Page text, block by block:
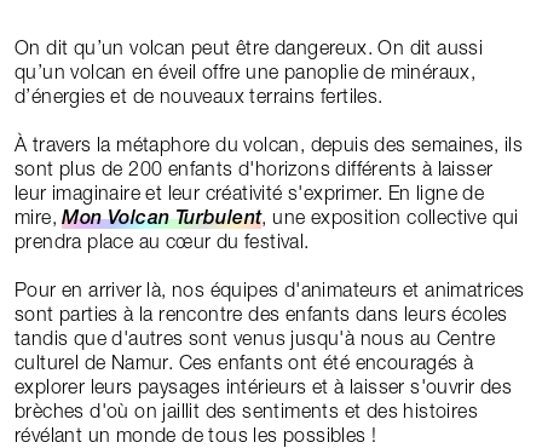
On dit qu’un volcan peut être dangereux. On dit aussi
qu’un volcan en éveil offre une panoplie de minéraux,
d’énergies et de nouveaux terrains fertiles.
À travers la métaphore du volcan, depuis des semaines, ils
sont plus de 200 enfants d'horizons différents à laisser
leur imaginaire et leur créativité s'exprimer. En ligne de
mire,Mon Volcan Turbulent, une exposition collective qui
prendra place au cœur du festival.
Pour en arriver là, nos équipes d'animateurs et animatrices
sont parties à la rencontre des enfants dans leurs écoles
tandis que d'autres sont venus jusqu'à nous au Centre
culturel de Namur. Ces enfants ont été encouragés à
explorer leurs paysages intérieurs et à laisser s'ouvrir des
brèches d'où on jaillit des sentiments et des histoires
révélant un monde de tous les possibles !